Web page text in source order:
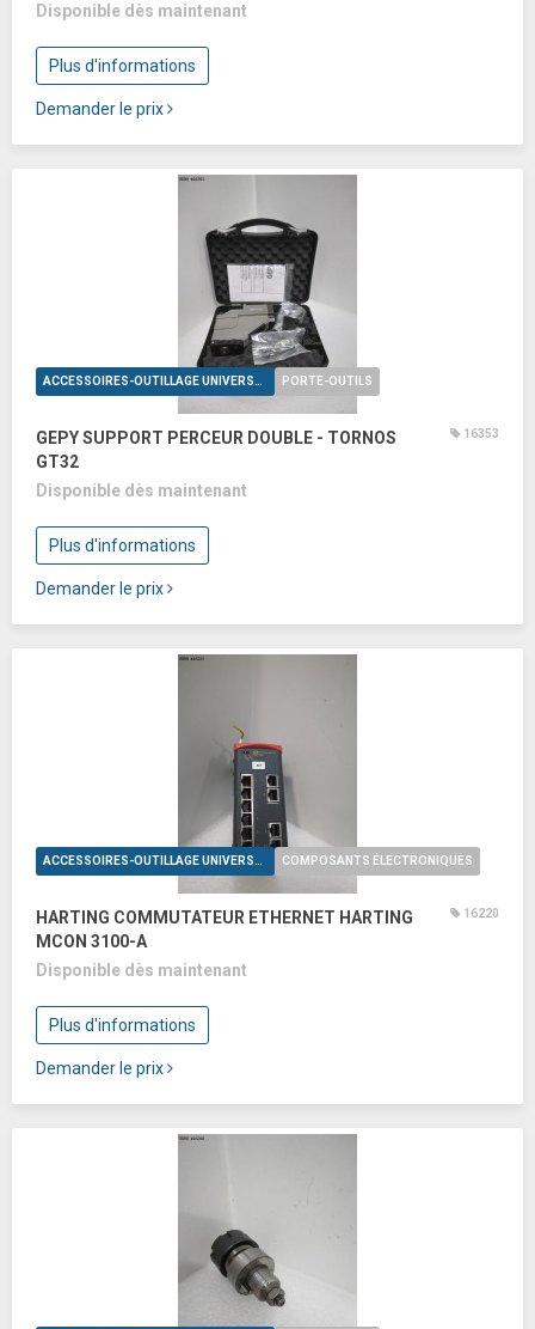
Disponible dès maintenant
Plus d'informations
Demander le prix
ACCESSOIRES-OUTILLAGE UNIVERSELS PORTE-OUTILS
GEPY SUPPORT PERCEUR DOUBLE - TORNOS
GT32
16353
Disponible dès maintenant
Plus d'informations
Demander le prix
ACCESSOIRES-OUTILLAGE UNIVERSELS COMPOSANTS ÉLECTRONIQUES
HARTING COMMUTATEUR ETHERNET HARTING
MCON 3100-A
16220
Disponible dès maintenant
Plus d'informations
Demander le prix